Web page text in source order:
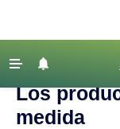
Agricultura
‹ VOLVER
Agroclave
Los
medida